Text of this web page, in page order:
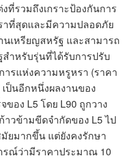
ที่รวมถึงเกราะป้องกันการ
าที่สุดและมีความปลอดภัย
นเหรียญสหรัฐ และสามารถ
ำหรับรุ่นที่ได้รับการปรับ
ารแห่งความหรูหรา (ราคา
ป็นอีกหนึ่งผลงานของ
ของ L5 โดย L90 ถูกวาง
วข้ามขีดจำกัดของ L5 ไป
ยมากขึ้น แต่ยังคงรักษา
ณ์ว่ามีราคาประมาณ 10